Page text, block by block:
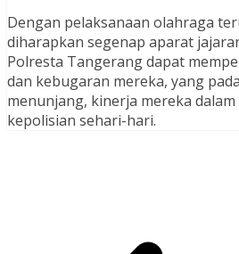
Dengan pelaksanaan olahraga
diharapkan segenap aparat
Polresta Tangerang dapat
dan kebugaran mereka, yang
menunjang, kinerja mereka
kepolisian sehari-hari.